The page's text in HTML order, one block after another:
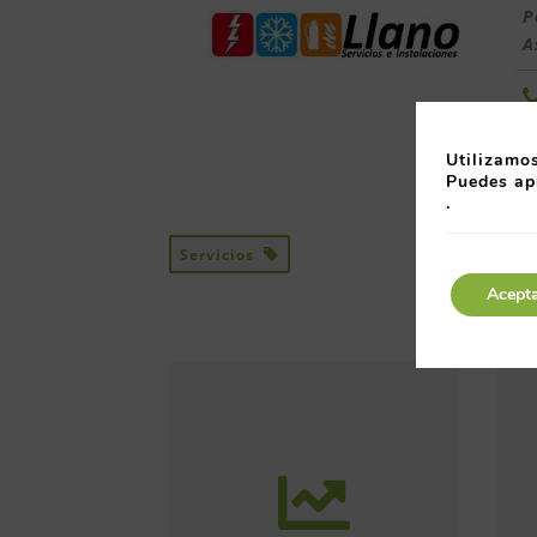
Servicios
anuales de formato
diverso, sobre
Puedes
.